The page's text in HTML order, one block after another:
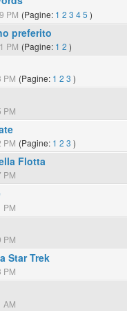
PM (Pagine: 1 2 3 45 )
preferito
PM (Pagine: 1 2 )
PM (Pagine: 1 2 3 )
PM
PM (Pagine: 1 2 3 )
Flotta
PM
PM
PM
Star Trek
PM
AM